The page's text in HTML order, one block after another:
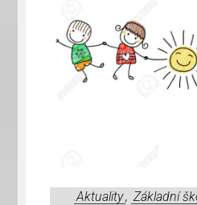
Aktuality, Základní